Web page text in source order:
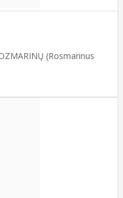
(Rosmarinus